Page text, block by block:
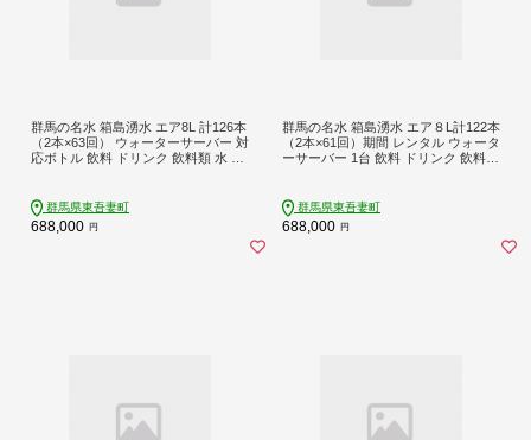
群馬の名水 箱島湧水 エア8L 計126本
（2本×63回） ウォーターサーバー 対
応ボトル 飲料 ドリンク 飲料類 水 ミ
群馬県東吾妻町
688,000 円
群馬の名水 箱島湧水 エア８L計122本
（2本×61回）期間 レンタル ウォータ
ーサーバー 1台 飲料 ドリンク 飲料類
群馬県東吾妻町
688,000 円